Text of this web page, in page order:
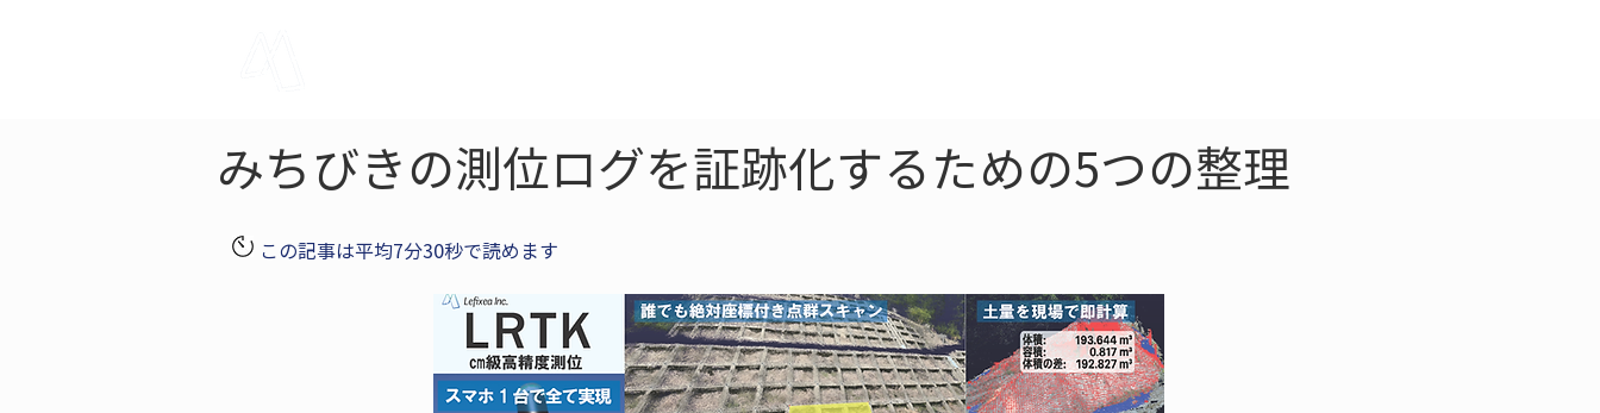
みちびきの測位ログを証跡化するための5つの整理
この記事は平均7分30秒で読めます